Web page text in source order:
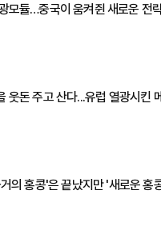
모듈…중국이 움켜쥔 새로운 전
웃돈 주고 산다...유럽 열광시킨
의 홍콩'은 끝났지만 '새로운 홍